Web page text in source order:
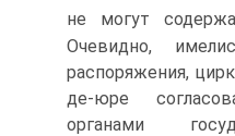
не могут
Очевидно,
распоряжения,
де-юре
органами